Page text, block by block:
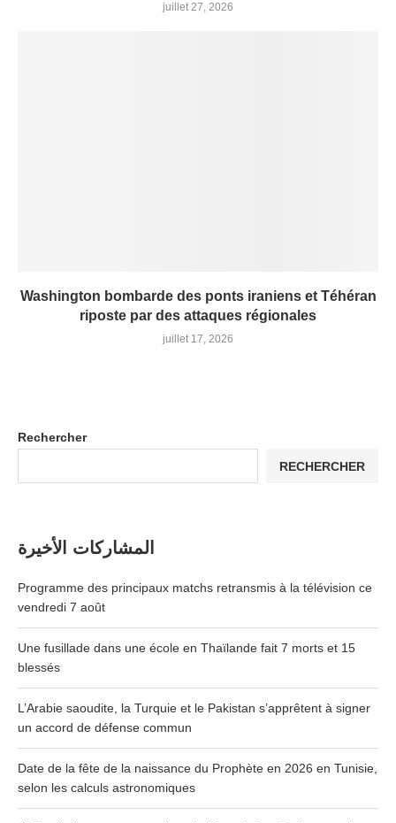
juillet 27, 2026
Washington bombarde des ponts iraniens et Téhéran
riposte par des attaques régionales
juillet 17, 2026
Rechercher
RECHERCHER
المشاركات الأخيرة
Programme des principaux matchs retransmis à la télévision ce
vendredi 7 août
Une fusillade dans une école en Thaïlande fait 7 morts et 15
blessés
L’Arabie saoudite, la Turquie et le Pakistan s’apprêtent à signer
un accord de défense commun
Date de la fête de la naissance du Prophète en 2026 en Tunisie,
selon les calculs astronomiques